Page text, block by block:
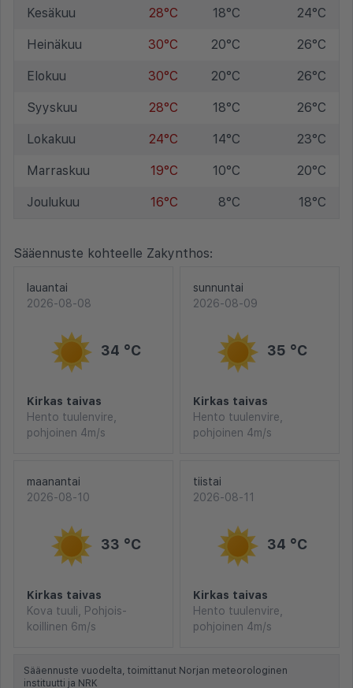
Kesäkuu 28°C 18°C 24°C
Heinäkuu 30°C 20°C 26°C
Elokuu 30°C 20°C 26°C
Syyskuu 28°C 18°C 26°C
Lokakuu 24°C 14°C 23°C
Marraskuu 19°C 10°C 20°C
Joulukuu 16°C 8°C 18°C
Sääennuste kohteelle Zakynthos:
lauantai
2026-08-08
34 °C
Kirkas taivas
Hento tuulenvire,
pohjoinen 4m/s
sunnuntai
2026-08-09
35 °C
Kirkas taivas
Hento tuulenvire,
pohjoinen 4m/s
maanantai
2026-08-10
33 °C
Kirkas taivas
Kova tuuli, Pohjois-
koillinen 6m/s
tiistai
2026-08-11
34 °C
Kirkas taivas
Hento tuulenvire,
pohjoinen 4m/s
Sääennuste vuodelta, toimittanut Norjan meteorologinen
instituutti ja NRK